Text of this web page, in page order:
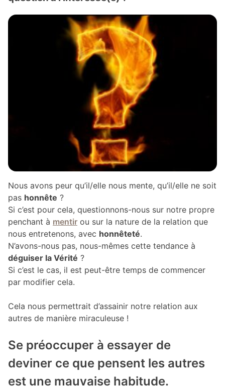
Nous avons peur qu’il/elle nous mente, qu’il/elle ne soit
pas honnête ?
Si c’est pour cela, questionnons-nous sur notre propre
penchant à mentir ou sur la nature de la relation que
nous entretenons, avec honnêteté.
N’avons-nous pas, nous-mêmes cette tendance à
déguiser la Vérité ?
Si c’est le cas, il est peut-être temps de commencer
par modifier cela.
Cela nous permettrait d’assainir notre relation aux
autres de manière miraculeuse !
Se préoccuper à essayer de
deviner ce que pensent les autres
est une mauvaise habitude.